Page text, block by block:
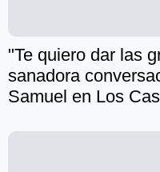
"Te quiero dar las
sanadora
Samuel en Los